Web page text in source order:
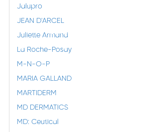
Jalupro
JEAN D'ARCEL
Juliette Armand
La Roche-Posay
M-N-O-P
MARIA GALLAND
MARTIDERM
MD DERMATICS
MD: Ceutical